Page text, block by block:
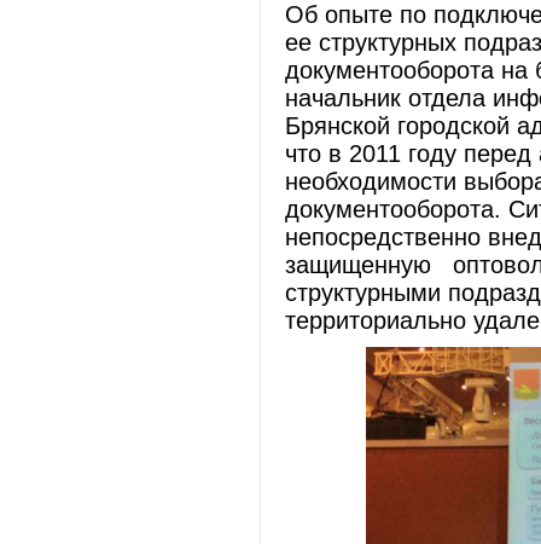
Об опыте по
ее структурных
документооборота
начальник отдела
Брянской городской
что в 2011 году
необходимости
документооборота.
непосредственно
защищенную
структурными
территориально